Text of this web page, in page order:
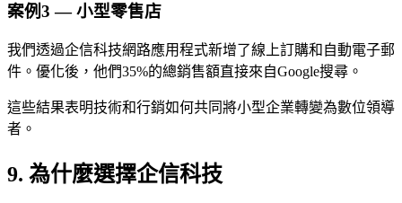
案例3 — 小型零售店
我們透過企信科技網路應用程式新增了線上訂購和自動電子郵
件。優化後，他們35%的總銷售額直接來自Google搜尋。
這些結果表明技術和行銷如何共同將小型企業轉變為數位領導
者。
9. 為什麼選擇企信科技